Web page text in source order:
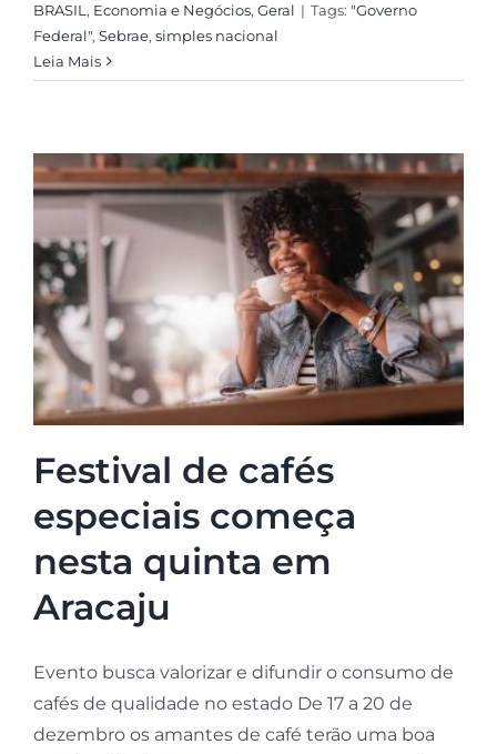
BRASIL , Economia e Negócios, Geral | Tags: "Governo
Federal", Sebrae, simples nacional
Leia Mais
Festival de cafés
especiais começa
nesta quinta em
Aracaju
Evento busca valorizar e difundir o consumo de
cafés de qualidade no estado De 17 a 20 de
dezembro os amantes de café terão uma boa